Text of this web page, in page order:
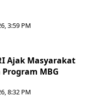
3:59 PM
Ajak Masyarakat
MBG
8:32 PM